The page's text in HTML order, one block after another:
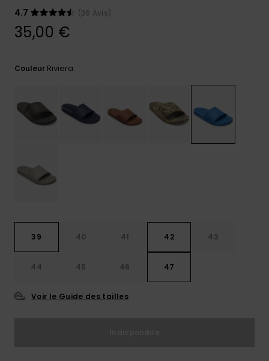
Démarrer
les plus
fréquentes
4.7
(36 Avis)
35,00 €
Couleur Riviera
39 40 41 42 43
44 45 46 47
Voir le Guide des tailles